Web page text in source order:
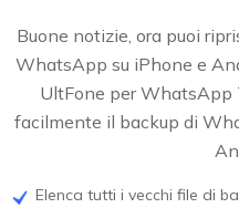
Buone notizie, ora puoi
WhatsApp su iPhone e
UltFone per WhatsApp
facilmente il backup di
Elenca tutti i vecchi file di